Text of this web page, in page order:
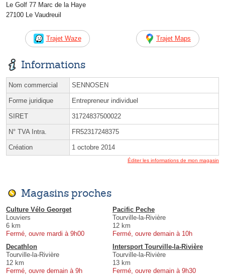
Le Golf 77 Marc de la Haye
27100 Le Vaudreuil
Trajet Waze Trajet Maps
Informations
Nom commercial SENNOSEN
Forme juridique Entrepreneur individuel
SIRET 31724837500022
N° TVA Intra. FR52317248375
Création 1 octobre 2014
Éditer les informations de mon magasin
Magasins proches
Culture Vélo Georget
Louviers
6 km
Fermé, ouvre mardi à 9h00
Pacific Peche
Tourville-la-Rivière
12 km
Fermé, ouvre demain à 10h
Decathlon
Tourville-la-Rivière
12 km
Fermé, ouvre demain à 9h
Intersport Tourville-la-Rivière
Tourville-la-Rivière
13 km
Fermé, ouvre demain à 9h30